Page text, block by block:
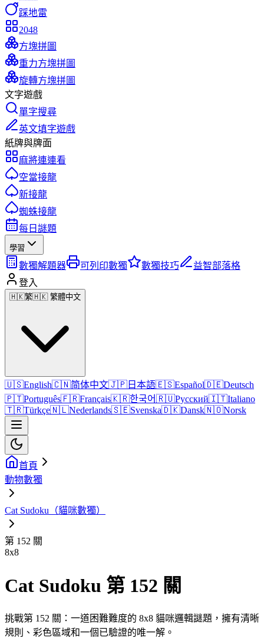
踩地雷
2048
方塊拼圖
重力方塊拼圖
旋轉方塊拼圖
文字遊戲
單字搜尋
英文填字遊戲
紙牌與牌面
麻將連連看
空當接龍
新接龍
蜘蛛接龍
每日謎題
學習
數獨解題器 可列印數獨 數獨技巧
益智部落格
登入
🇭🇰繁🇭🇰 繁體中文
🇺🇸English🇨🇳简体中文🇯🇵 日本語🇪🇸Español🇩🇪Deutsch
🇵🇹Português🇫🇷Français🇰🇷한국어🇷🇺Русский🇮🇹Italiano
🇹🇷Türkçe🇳🇱Nederlands🇸🇪Svenska🇩🇰Dansk🇳🇴Norsk
首頁
動物數獨
Cat Sudoku（貓咪數獨）
第 152 關
8x8
Cat Sudoku 第 152 關
挑戰第 152 關：一道困難難度的 8x8 貓咪邏輯謎題，擁有清晰
規則、彩色區域和一個已驗證的唯一解。